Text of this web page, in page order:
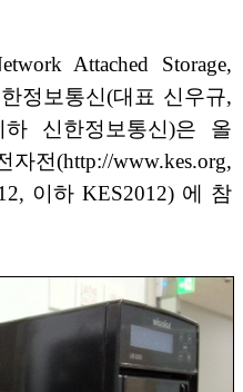
Attached Storage,
정보통신(대표 신우규,
하 신한정보통신)은 올
전(http://www.kes.org,
이하 KES2012) 에 참